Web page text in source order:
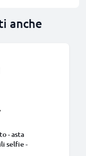
anche
- asta
selfie -